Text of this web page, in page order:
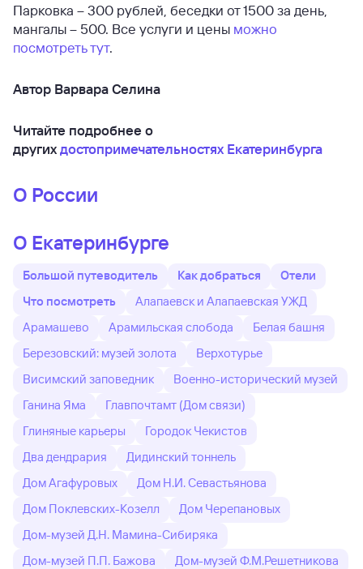
Парковка – 300 рублей, беседки от 1500 за день,
мангалы – 500. Все услуги и цены можно
посмотреть тут.
Автор Варвара Селина
Читайте подробнее о
другихдостопримечательностях Екатеринбурга
О России
О Екатеринбурге
Большой путеводитель Как добраться
Отели
Что посмотреть
Алапаевск и Алапаевская УЖД
Арамашево
Арамильская слобода
Белая башня
Березовский: музей золота
Верхотурье
Висимский заповедник
Военно-исторический музей
Ганина Яма
Главпочтамт (Дом связи)
Глиняные карьеры
Городок Чекистов
Два дендрария
Дидинский тоннель
Дом Агафуровых
Дом Н.И. Севастьянова
Дом Поклевских-Козелл
Дом Черепановых
Дом-музей Д.Н. Мамина-Сибиряка
Дом-музей П.П. Бажова
Дом-музей Ф.М.Решетникова